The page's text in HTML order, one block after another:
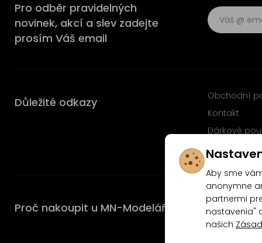
Pro odběr pravidelných
novinek, akcí a slev zadejte
prosím Váš email
Důležité odkazy Obchodní
Kontakt
Dárkové
Časté dotazy
Proč nakoupit u MN-Modelář.cz
4.9/5
Aby sme
anonymne
partnermi
nastavenia"
našich